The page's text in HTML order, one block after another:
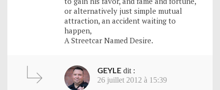
or alternatively just simple mutual
attraction, an accident waiting to
happen,
A Streetcar Named Desire.
GEYLE dit :
26 juillet 2012 à 15:39